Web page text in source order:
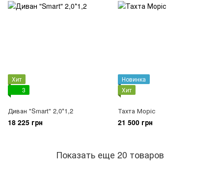
Хит
3
Диван "Smart" 2,0*1,2
18 225 грн
Новинка
Хит
Тахта Моріс
21 500 грн
Показать еще 20 товаров